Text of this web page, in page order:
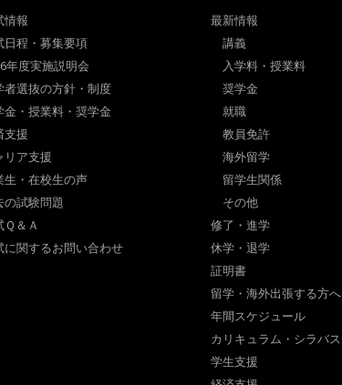
情報
日程・募集要項
年度実施説明会
者選抜の方針・制度
金・授業料・奨学金
支援
リア支援
生・在校生の声
の試験問題
Ｑ＆Ａ
に関するお問い合わせ
最新情報
講義
入学料・授業料
奨学金
就職
教員免許
海外留学
留学生関係
その他
修了・進学
休学・退学
証明書
留学・海外出張する方へ
年間スケジュール
カリキュラム・シラバス
学生支援